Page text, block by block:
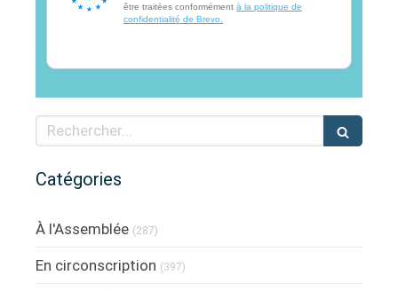
être traitées conformément à la politique de
confidentialité de Brevo.
Rechercher
Catégories
À l'Assemblée (287)
En circonscription (397)